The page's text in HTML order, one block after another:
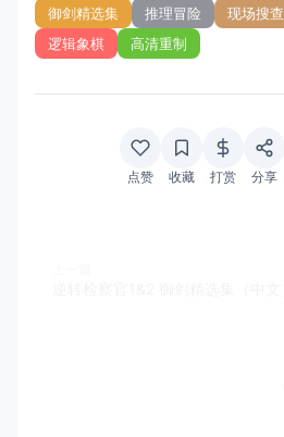
御剑精选集
推理冒险 现场搜查
逻辑象棋
高清重制
点赞 收藏 打赏 分享